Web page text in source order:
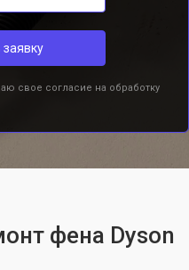
свое согласие на обработку
фена Dyson